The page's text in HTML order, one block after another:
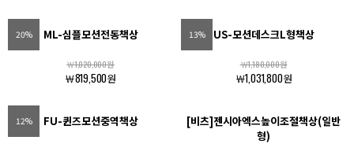
20% ML-심플모션전동책상
￦1,020,000원
￦819,500원
13% US-모션데스크L형책상
￦1,180,000원
￦1,031,800원
12% FU-퀸즈모션중역책상
[비츠]젠시아엑스높이조절책상(일반
형)